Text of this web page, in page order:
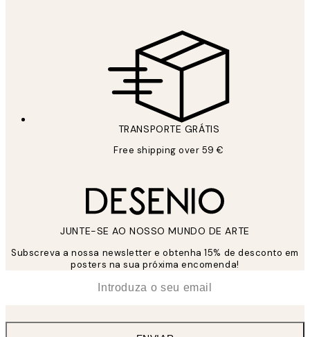
TRANSPORTE GRÁTIS
Free shipping over 59 €
JUNTE-SE AO NOSSO MUNDO DE ARTE
Subscreva a nossa newsletter e obtenha 15% de desconto em
posters na sua próxima encomenda!